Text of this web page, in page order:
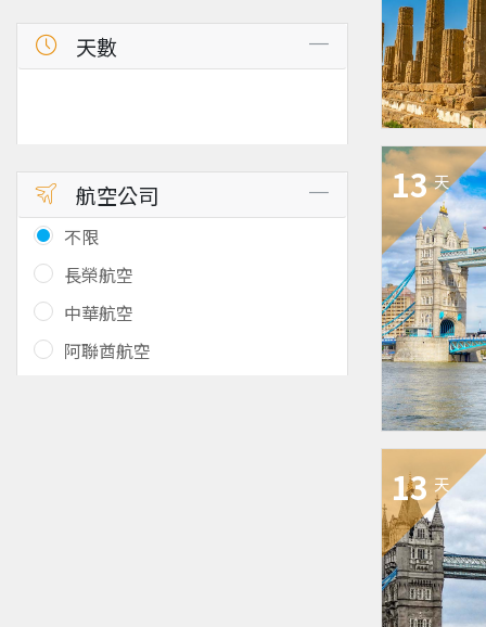
天數
航空公司
不限
長榮航空
中華航空
阿聯酋航空
13 天
13 天